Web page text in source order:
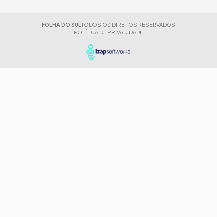
FOLHA DO SUL TODOS OS DIREITOS RESERVADOS
POLÍTICA DE PRIVACIDADE